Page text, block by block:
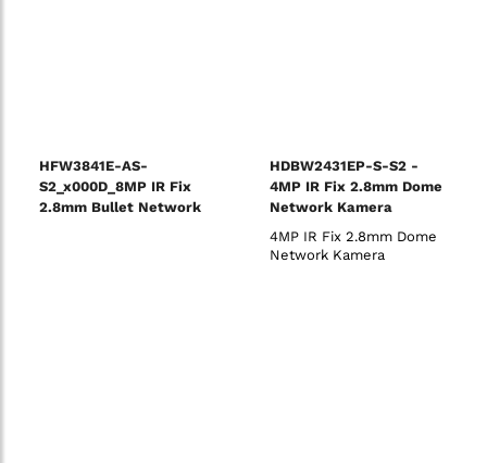
HFW3841E-AS-
S2_x000D_8MP IR Fix
2.8mm Bullet Network
HDBW2431EP-S-S2 -
4MP IR Fix 2.8mm Dome
Network Kamera
4MP IR Fix 2.8mm Dome
Network Kamera